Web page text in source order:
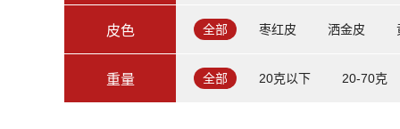
皮色 全部 枣红皮 洒金皮
重量 全部 20克以下 20-70克